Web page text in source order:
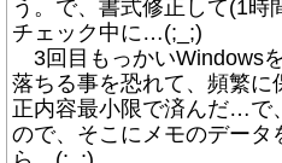
う。で、書式修正して(1時
チェック中に…(;_;)
3回目もっかいWindows
落ちる事を恐れて、頻繁に
正内容最小限で済んだ…で
ので、そこにメモのデータ